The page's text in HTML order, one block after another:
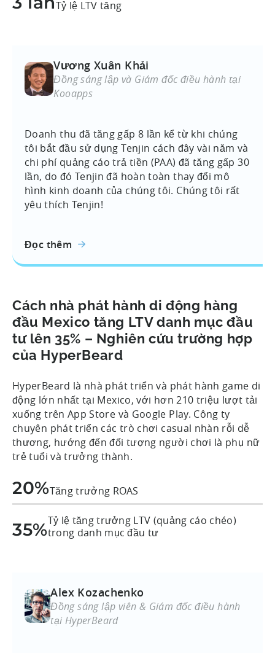
Tỷ lệ LTV tăng
Vương Xuân Khải
Đồng sáng lập và Giám đốc điều hành tại
Kooapps
Doanh thu đã tăng gấp 8 lần kể từ khi chúng
tôi bắt đầu sử dụng Tenjin cách đây vài năm và
chi phí quảng cáo trả tiền (PAA) đã tăng gấp 30
lần, do đó Tenjin đã hoàn toàn thay đổi mô
hình kinh doanh của chúng tôi. Chúng tôi rất
yêu thích Tenjin!
Đọc thêm
Cách nhà phát hành di động hàng
đầu Mexico tăng LTV danh mục đầu
tư lên 35% – Nghiên cứu trường hợp
của HyperBeard
HyperBeard là nhà phát triển và phát hành game di
động lớn nhất tại Mexico, với hơn 210 triệu lượt tải
xuống trên App Store và Google Play. Công ty
chuyên phát triển các trò chơi casual nhàn rỗi dễ
thương, hướng đến đối tượng người chơi là phụ nữ
trẻ tuổi và trưởng thành.
20%Tăng trưởng ROAS
35%Tỷ lệ tăng trưởng LTV (quảng cáo chéo)
trong danh mục đầu tư
Alex Kozachenko
Đồng sáng lập viên & Giám đốc điều hành
tại HyperBeard